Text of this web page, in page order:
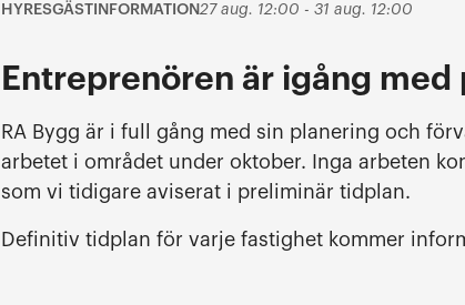
HYRESGÄSTINFORMATION27 aug. 12:00 till
- 31 aug. 12:00
Entreprenören är igång
RA Bygg är i full gång med sin planering och
arbetet i området under oktober. Inga arbeten
som vi tidigare aviserat i preliminär tidplan.
Definitiv tidplan för varje fastighet kommer